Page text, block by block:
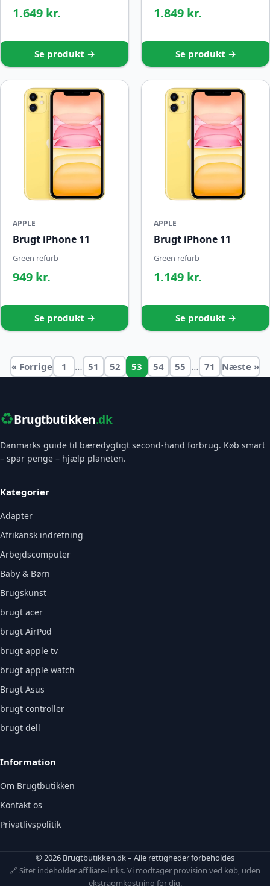
1.649 kr.
Se produkt →
1.849 kr.
Se produkt →
APPLE
Brugt iPhone 11
Green refurb
949 kr.
Se produkt →
APPLE
Brugt iPhone 11
Green refurb
1.149 kr.
Se produkt →
« Forrige 1 … 51 52 53 54 55 … 71 Næste »
♻️Brugtbutikken.dk
Danmarks guide til bæredygtigt second-hand forbrug. Køb smart
– spar penge – hjælp planeten.
Kategorier
Adapter
Afrikansk indretning
Arbejdscomputer
Baby & Børn
Brugskunst
brugt acer
brugt AirPod
brugt apple tv
brugt apple watch
Brugt Asus
brugt controller
brugt dell
Information
Om Brugtbutikken
Kontakt os
Privatlivspolitik
© 2026 Brugtbutikken.dk – Alle rettigheder forbeholdes
🔗 Sitet indeholder affiliate-links. Vi modtager provision ved køb, uden
ekstraomkostning for dig.